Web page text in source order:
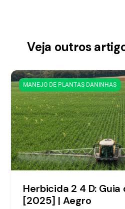
Veja outros
MANEJO DE PLANTAS DANINHAS
Herbicida 2 4 D: Guia
[2025] | Aegro